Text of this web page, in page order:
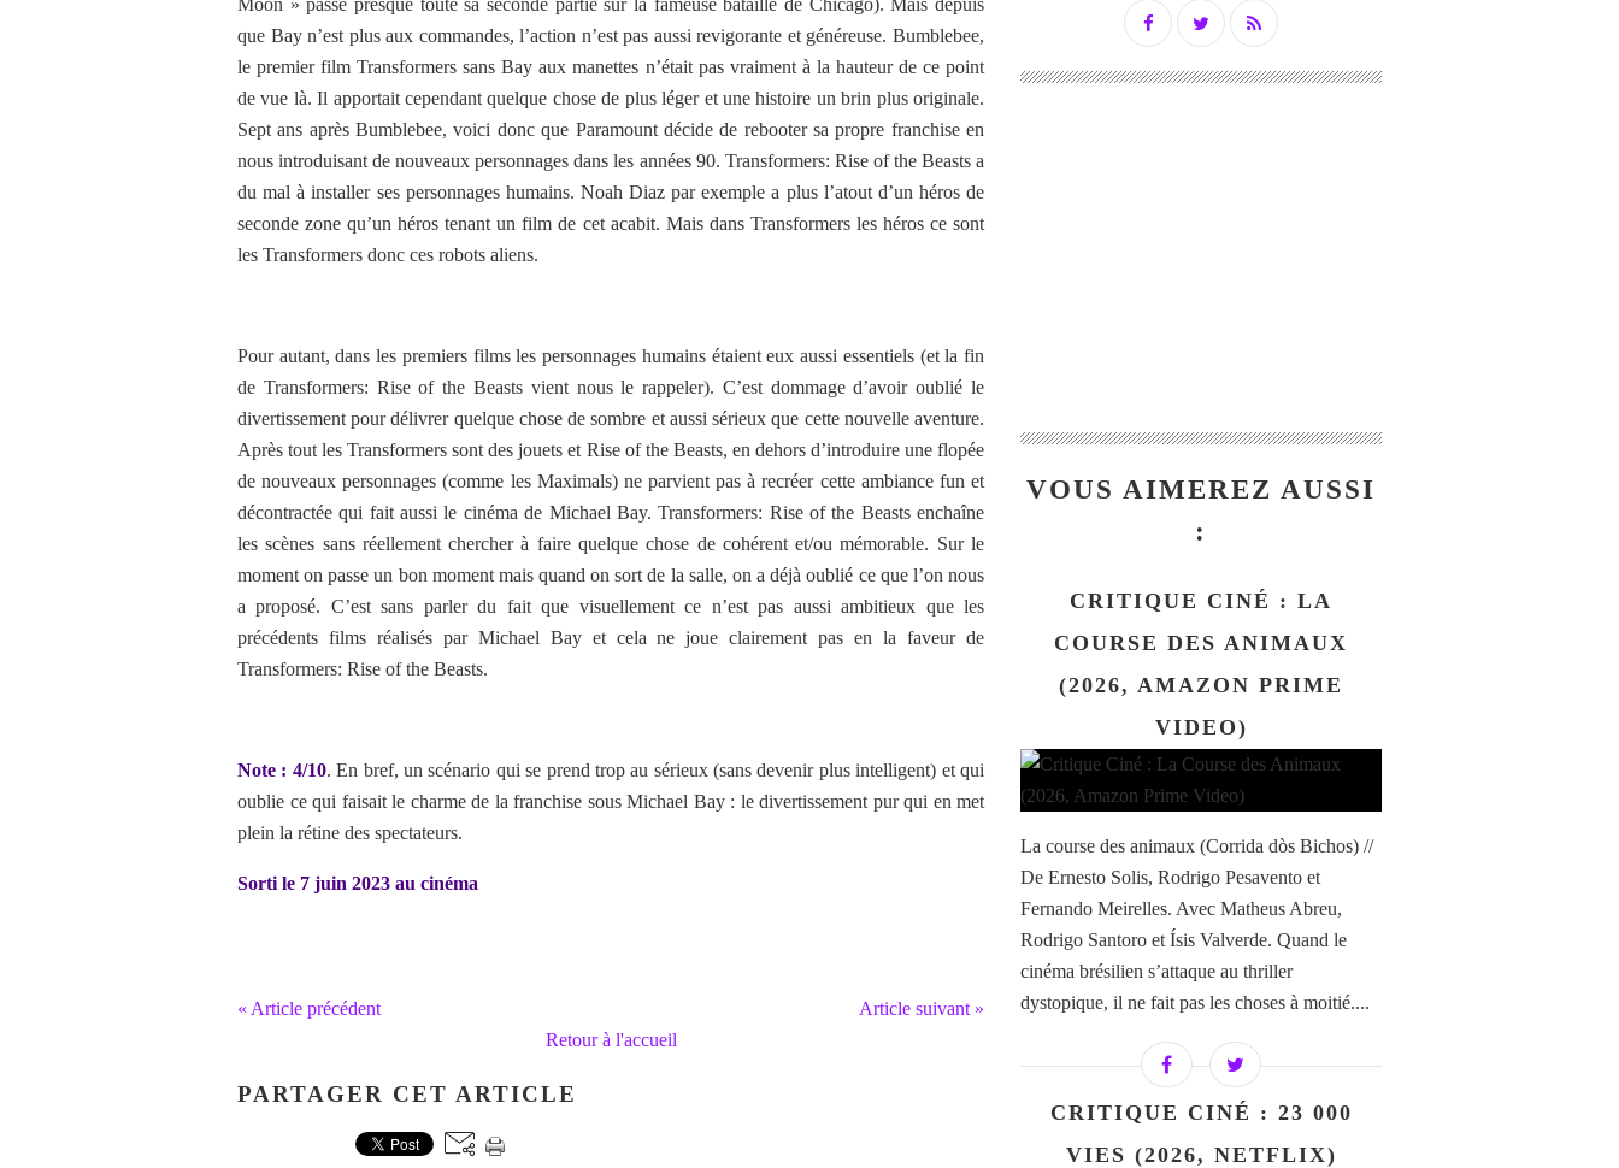
Moon » passe presque toute sa seconde partie sur la fameuse bataille de Chicago). Mais depuis
que Bay n’est plus aux commandes, l’action n’est pas aussi revigorante et généreuse. Bumblebee,
le premier film Transformers sans Bay aux manettes n’était pas vraiment à la hauteur de ce point
de vue là. Il apportait cependant quelque chose de plus léger et une histoire un brin plus originale.
Sept ans après Bumblebee, voici donc que Paramount décide de rebooter sa propre franchise en
nous introduisant de nouveaux personnages dans les années 90. Transformers: Rise of the Beasts a
du mal à installer ses personnages humains. Noah Diaz par exemple a plus l’atout d’un héros de
seconde zone qu’un héros tenant un film de cet acabit. Mais dans Transformers les héros ce sont
les Transformers donc ces robots aliens.
Pour autant, dans les premiers films les personnages humains étaient eux aussi essentiels (et la fin
de Transformers: Rise of the Beasts vient nous le rappeler). C’est dommage d’avoir oublié le
divertissement pour délivrer quelque chose de sombre et aussi sérieux que cette nouvelle aventure.
Après tout les Transformers sont des jouets et Rise of the Beasts, en dehors d’introduire une flopée
de nouveaux personnages (comme les Maximals) ne parvient pas à recréer cette ambiance fun et
décontractée qui fait aussi le cinéma de Michael Bay. Transformers: Rise of the Beasts enchaîne
les scènes sans réellement chercher à faire quelque chose de cohérent et/ou mémorable. Sur le
moment on passe un bon moment mais quand on sort de la salle, on a déjà oublié ce que l’on nous
a proposé. C’est sans parler du fait que visuellement ce n’est pas aussi ambitieux que les
précédents films réalisés par Michael Bay et cela ne joue clairement pas en la faveur de
Transformers: Rise of the Beasts.
Note : 4/10. En bref, un scénario qui se prend trop au sérieux (sans devenir plus intelligent) et qui
oublie ce qui faisait le charme de la franchise sous Michael Bay : le divertissement pur qui en met
plein la rétine des spectateurs.
Sorti le 7 juin 2023 au cinéma
« Article précédent
Article suivant »
Retour à l'accueil
PARTAGER CET ARTICLE
VOUS AIMEREZ AUSSI
:
CRITIQUE CINÉ : LA
COURSE DES ANIMAUX
(2026, AMAZON PRIME
VIDEO)
La course des animaux (Corrida dòs Bichos) //
De Ernesto Solis, Rodrigo Pesavento et
Fernando Meirelles. Avec Matheus Abreu,
Rodrigo Santoro et Ísis Valverde. Quand le
cinéma brésilien s’attaque au thriller
dystopique, il ne fait pas les choses à moitié....
CRITIQUE CINÉ : 23 000
VIES (2026, NETFLIX)